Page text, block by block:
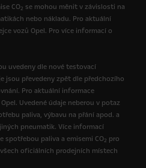
CO2 se mohou měnit v závislosti na
nebo nákladu. Pro aktuální
vozů Opel. Pro více informací o
uvedeny dle nové testovací
jsou převedeny zpět dle předchozího
Pro aktuální informace
Uvedené údaje neberou v potaz
paliva, výbavu na přání apod. a
pneumatik. Více informací
spotřebou paliva a emisemi CO2 pro
oficiálních prodejních místech